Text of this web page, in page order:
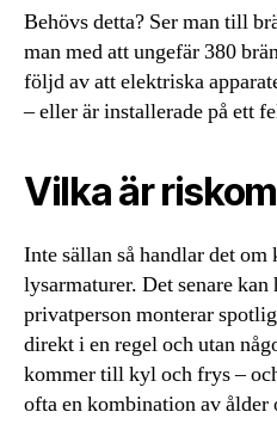
Behövs detta? Ser man till
man med att ungefär 380
följd av att elektriska
– eller är installerade på ett
Vilka är
Inte sällan så handlar det
lysarmaturer. Det senare kan
privatperson monterar
direkt i en regel och utan
kommer till kyl och frys –
ofta en kombination av ålder